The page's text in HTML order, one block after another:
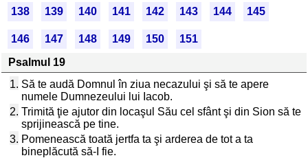
138 139 140 141 142 143 144 145
146 147 148 149 150
151
Psalmul 19
1. Să te audă Domnul în ziua necazului şi să te apere
numele Dumnezeului lui Iacob.
2. Trimită ţie ajutor din locaşul Său cel sfânt şi din Sion să te
sprijinească pe tine.
3. Pomenească toată jertfa ta şi arderea de tot a ta
bineplăcută să-I fie.